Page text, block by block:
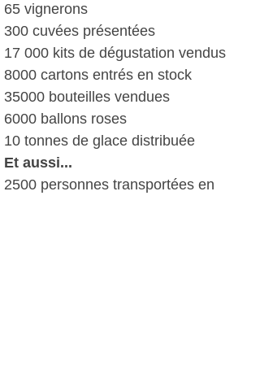
65 vignerons
300 cuvées présentées
17 000 kits de dégustation vendus
8000 cartons entrés en stock
35000 bouteilles vendues
6000 ballons roses
10 tonnes de glace distribuée
Et aussi...
2500 personnes transportées en